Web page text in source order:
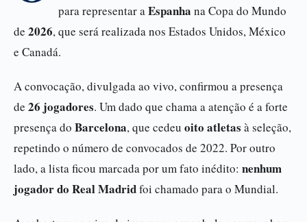
para representar aEspanha na Copa do Mundo
de 2026, que será realizada nos Estados Unidos, México
e Canadá.
A convocação, divulgada ao vivo, confirmou a presença
de 26 jogadores. Um dado que chama a atenção é a forte
presença do Barcelona, que cedeu oito atletas à seleção,
repetindo o número de convocados de 2022. Por outro
lado, a lista ficou marcada por um fato inédito: nenhum
jogador do Real Madridfoi chamado para o Mundial.